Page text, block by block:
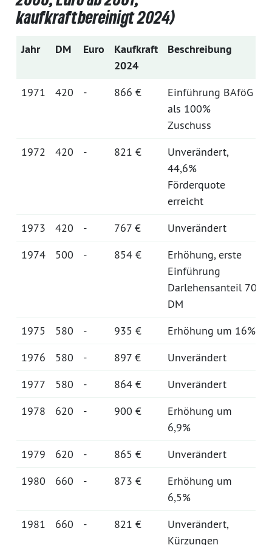
kaufkraftbereinigt 2024)
Jahr DM Euro
Kaufkraft
2024
Beschreibung
1971 420 - 866 €
Einführung BAföG
als 100%
Zuschuss
1972
420 - 821 €
Unverändert,
44,6%
Förderquote
erreicht
1973
420 - 767 €
Unverändert
1974
500 - 854 €
Erhöhung, erste
Einführung
Darlehensanteil 70
DM
1975
580 - 935 €
Erhöhung um 16%
1976
580 - 897 €
Unverändert
1977
580 - 864 €
Unverändert
1978
620 - 900 €
Erhöhung um
6,9%
1979
620 - 865 €
Unverändert
1980
660 - 873 €
Erhöhung um
6,5%
1981
660 - 821 €
Unverändert,
Kürzungen